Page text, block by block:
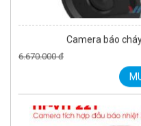
Camera báo cháy tích hợp